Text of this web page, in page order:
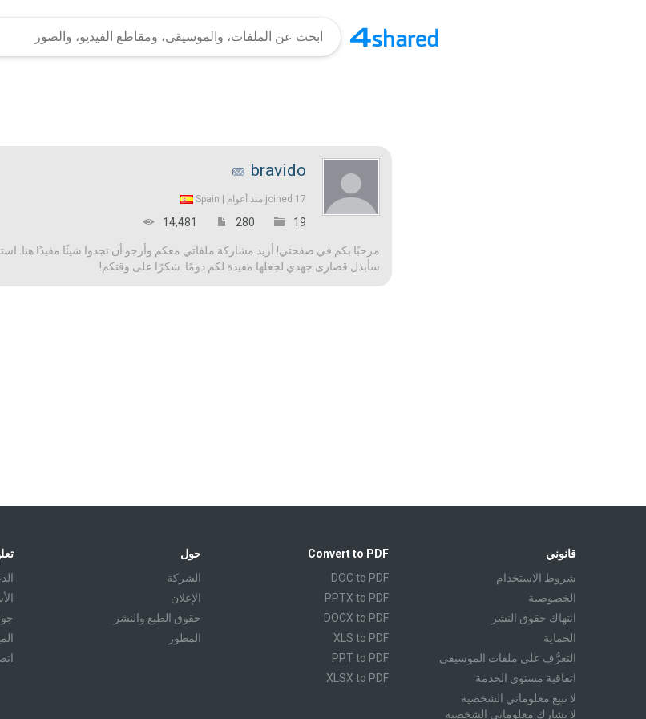
bravido
joined 17 منذ أعوام | Spain
19
280
14,481
مرحبًا بكم في صفحتي! أريد مشاركة ملفاتي معكم وأرجو أن تجدوا شيئًا مفيدًا هنا.
سأبذل قصارى جهدي لجعلها مفيدة لكم دومًا. شكرًا على وقتكم!
حول
الشركة
الإعلان
حقوق الطبع والنشر
المطور
Convert to PDF
DOC to PDF
PPTX to PDF
DOCX to PDF
XLS to PDF
PPT to PDF
XLSX to PDF
قانوني
شروط الاستخدام
الخصوصية
انتهاك حقوق النشر
الحماية
التعرُّف على ملفات الموسيقى
اتفاقية مستوى الخدمة
لا تبيع معلوماتي الشخصية
لا تشارك معلوماتي الشخصية